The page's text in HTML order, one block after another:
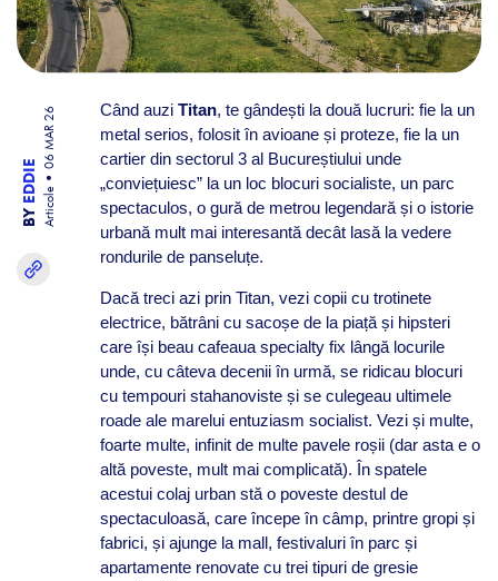
BY
EDDIE
Articole
06 MAR 26 Când auzi Titan, te gândești la două lucruri: fie la un
metal serios, folosit în avioane și proteze, fie la un
cartier din sectorul 3 al Bucureștiului unde
„conviețuiesc” la un loc blocuri socialiste, un parc
spectaculos, o gură de metrou legendară și o istorie
urbană mult mai interesantă decât lasă la vedere
rondurile de panseluțe.
Dacă treci azi prin Titan, vezi copii cu trotinete
electrice, bătrâni cu sacoșe de la piață și hipsteri
care își beau cafeaua specialty fix lângă locurile
unde, cu câteva decenii în urmă, se ridicau blocuri
cu tempouri stahanoviste și se culegeau ultimele
roade ale marelui entuziasm socialist. Vezi și multe,
foarte multe, infinit de multe pavele roșii (dar asta e o
altă poveste, mult mai complicată). În spatele
acestui colaj urban stă o poveste destul de
spectaculoasă, care începe în câmp, printre gropi și
fabrici, și ajunge la mall, festivaluri în parc și
apartamente renovate cu trei tipuri de gresie